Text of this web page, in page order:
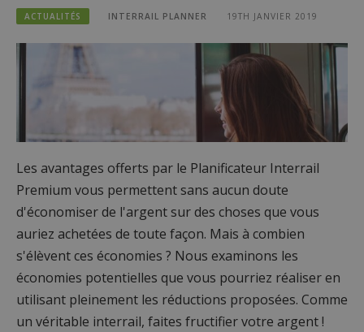
ACTUALITÉS INTERRAIL PLANNER 19TH JANVIER 2019
Les avantages offerts par le Planificateur Interrail
Premium vous permettent sans aucun doute
d'économiser de l'argent sur des choses que vous
auriez achetées de toute façon. Mais à combien
s'élèvent ces économies ? Nous examinons les
économies potentielles que vous pourriez réaliser en
utilisant pleinement les réductions proposées. Comme
un véritable interrail, faites fructifier votre argent !